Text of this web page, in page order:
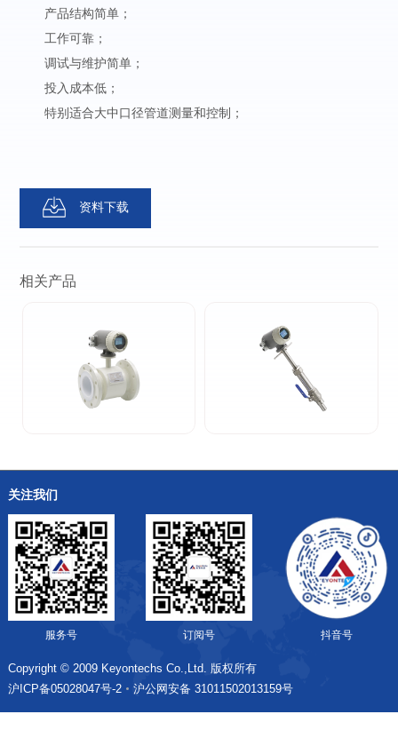
产品结构简单；
工作可靠；
调试与维护简单；
投入成本低；
特别适合大中口径管道测量和控制；
资料下载
相关产品
关注我们
服务号 订阅号 抖音号
Copyright © 2009 Keyontechs Co.,Ltd. 版权所有
沪ICP备05028047号-2
沪公网安备 31011502013159号